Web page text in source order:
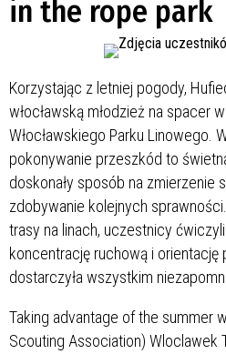
in the rope park
Korzystając z letniej pogody,
włocławską młodzież na spacer
Włocławskiego Parku Linowego.
pokonywanie przeszkód to
doskonały sposób na zmierzenie
zdobywanie kolejnych
trasy na linach, uczestnicy ćwiczyli
koncentrację ruchową i orientację
dostarczyła wszystkim
Taking advantage of the summer
Scouting Association) Wloclawek